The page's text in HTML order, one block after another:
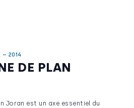
– 2014
DE PLAN
Joran est un axe essentiel du